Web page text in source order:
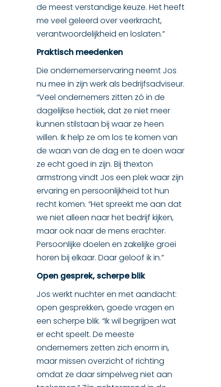
de meest verstandige keuze. Het heeft
me veel geleerd over veerkracht,
verantwoordelijkheid en loslaten.”
Praktisch meedenken
Die ondernemerservaring neemt Jos
nu mee in zijn werk als bedrijfsadviseur.
“Veel ondernemers zitten zó in de
dagelijkse hectiek, dat ze niet meer
kunnen stilstaan bij waar ze heen
willen. Ik help ze om los te komen van
de waan van de dag en te doen waar
ze echt goed in zijn. Bij thexton
armstrong vindt Jos een plek waar zijn
ervaring en persoonlijkheid tot hun
recht komen. “Het spreekt me aan dat
we niet alleen naar het bedrijf kijken,
maar ook naar de mens erachter.
Persoonlijke doelen en zakelijke groei
horen bij elkaar. Daar geloof ik in.”
Open gesprek, scherpe blik
Jos werkt nuchter en met aandacht:
open gesprekken, goede vragen en
een scherpe blik. “Ik wil begrijpen wat
er echt speelt. De meeste
ondernemers zetten zich enorm in,
maar missen overzicht of richting
omdat ze daar simpelweg niet aan